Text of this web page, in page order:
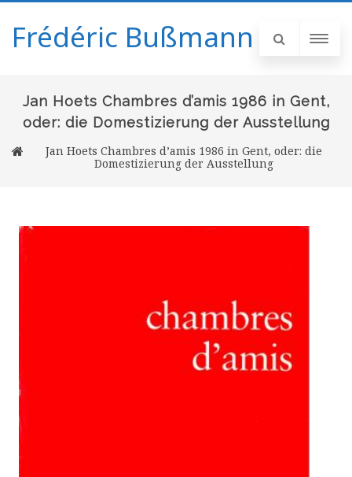
Frédéric Bußmann
Jan Hoets Chambres d’amis 1986 in Gent,
oder: die Domestizierung der Ausstellung
Jan Hoets Chambres d’amis 1986 in Gent, oder: die
Domestizierung der Ausstellung